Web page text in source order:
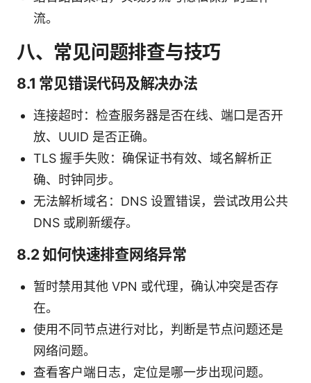
流。
八、常见问题排查与技巧
8.1 常见错误代码及解决办法
连接超时：检查服务器是否在线、端口是否开
放、UUID 是否正确。
TLS 握手失败：确保证书有效、域名解析正
确、时钟同步。
无法解析域名：DNS 设置错误，尝试改用公共
DNS 或刷新缓存。
8.2 如何快速排查网络异常
暂时禁用其他 VPN 或代理，确认冲突是否存
在。
使用不同节点进行对比，判断是节点问题还是
网络问题。
查看客户端日志，定位是哪一步出现问题。